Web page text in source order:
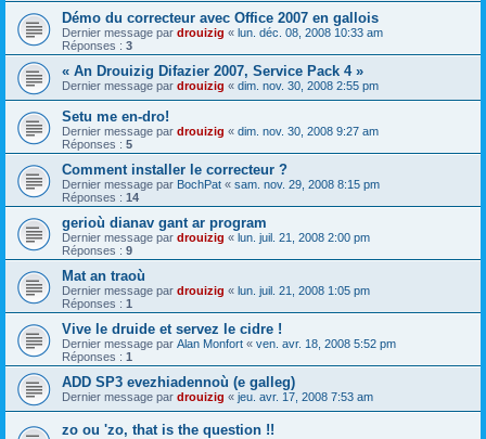
Démo du correcteur avec Office 2007 en gallois
Dernier message par drouizig « lun. déc. 08, 2008 10:33 am
Réponses : 3
« An Drouizig Difazier 2007, Service Pack 4 »
Dernier message par drouizig « dim. nov. 30, 2008 2:55 pm
Setu me en-dro!
Dernier message par drouizig « dim. nov. 30, 2008 9:27 am
Réponses : 5
Comment installer le correcteur ?
Dernier message par BochPat « sam. nov. 29, 2008 8:15 pm
Réponses : 14
gerioù dianav gant ar program
Dernier message par drouizig « lun. juil. 21, 2008 2:00 pm
Réponses : 9
Mat an traoù
Dernier message par drouizig « lun. juil. 21, 2008 1:05 pm
Réponses : 1
Vive le druide et servez le cidre !
Dernier message par Alan Monfort « ven. avr. 18, 2008 5:52 pm
Réponses : 1
ADD SP3 evezhiadennoù (e galleg)
Dernier message par drouizig « jeu. avr. 17, 2008 7:53 am
zo ou 'zo, that is the question !!